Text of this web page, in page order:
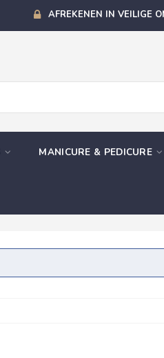
AFREKENEN IN VEILIGE
MANICURE & PEDICURE